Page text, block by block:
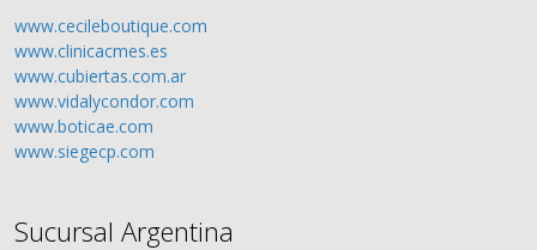
www.cecileboutique.com
www.clinicacmes.es
www.cubiertas.com.ar
www.vidalycondor.com
www.boticae.com
www.siegecp.com
Sucursal Argentina